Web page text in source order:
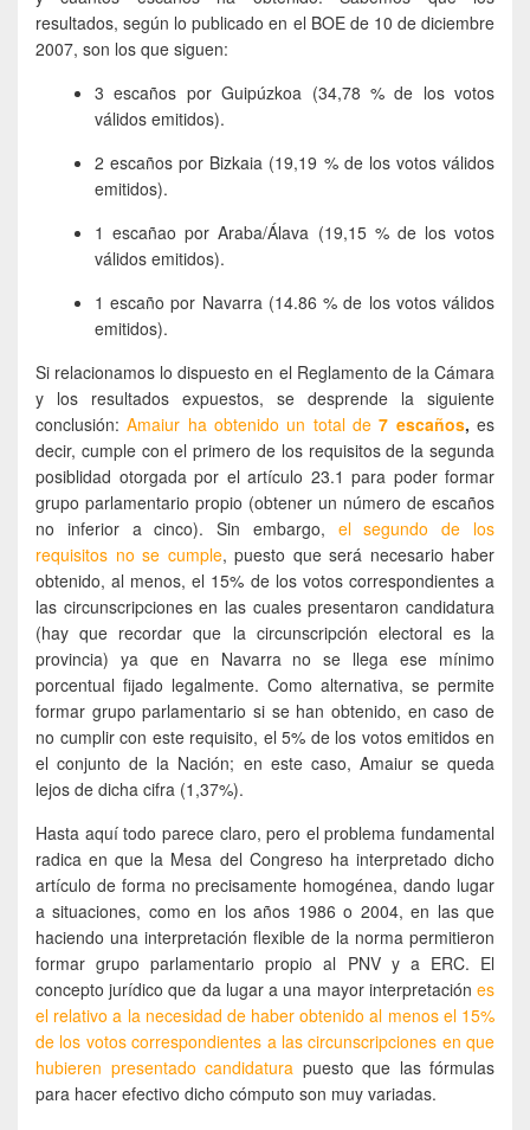
resultados, según lo publicado en el BOE de 10 de diciembre
2007, son los que siguen:
3 escaños por Guipúzkoa (34,78 % de los votos
válidos emitidos).
2 escaños por Bizkaia (19,19 % de los votos válidos
emitidos).
1 escañao por Araba/Álava (19,15 % de los votos
válidos emitidos).
1 escaño por Navarra (14.86 % de los votos válidos
emitidos).
Si relacionamos lo dispuesto en el Reglamento de la Cámara
y los resultados expuestos, se desprende la siguiente
conclusión:Amaiur ha obtenido un total de7 escaños,es
decir, cumple con el primero de los requisitos de la segunda
posiblidad otorgada por el artículo 23.1 para poder formar
grupo parlamentario propio (obtener un número de escaños
no inferior a cinco). Sin embargo, el segundo de los
requisitos no se cumple, puesto que será necesario haber
obtenido, al menos, el 15% de los votos correspondientes a
las circunscripciones en las cuales presentaron candidatura
(hay que recordar que la circunscripción electoral es la
provincia) ya que en Navarra no se llega ese mínimo
porcentual fijado legalmente. Como alternativa, se permite
formar grupo parlamentario si se han obtenido, en caso de
no cumplir con este requisito, el 5% de los votos emitidos en
el conjunto de la Nación; en este caso, Amaiur se queda
lejos de dicha cifra (1,37%).
Hasta aquí todo parece claro, pero el problema fundamental
radica en que la Mesa del Congreso ha interpretado dicho
artículo de forma no precisamente homogénea, dando lugar
a situaciones, como en los años 1986 o 2004, en las que
haciendo una interpretación flexible de la norma permitieron
formar grupo parlamentario propio al PNV y a ERC. El
concepto jurídico que da lugar a una mayor interpretación es
el relativo a la necesidad de haber obtenido al menos el 15%
de los votos correspondientes a las circunscripciones en que
hubieren presentado candidatura puesto que las fórmulas
para hacer efectivo dicho cómputo son muy variadas.